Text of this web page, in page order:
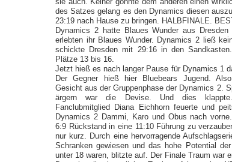
sie auch. Keiner gönnte dem anderen einen
des Satzes gelang es den Dynamics diesen
23:19 nach Hause zu bringen. HALBFINALE.
Dynamics 2 hatte Blaues Wunder aus
erlebten ihr Blaues Wunder. Dynamics 2 ließ
schickte Dresden mit 29:16 in den
Plätze 13 bis 16.
Jetzt hieß es nach langer Pause für Dynamics 1
Der Gegner hieß hier Bluebears Jugend.
Gesicht aus der Gruppenphase der Dynamics 2.
ärgern war die Devise. Und dies
Fanclubmitglied Diana Eichhorn feuerte und
Dynamics 2 Dammi, Karo und Obus nach
6:9 Rückstand in eine 11:10 Führung zu
nur kurz. Durch eine hervorragende
Schranken gewiesen und das hohe Potential
unter 18 waren, blitzte auf. Der Finale Traum war